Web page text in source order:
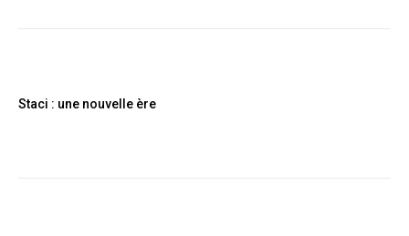
Staci : une nouvelle ère